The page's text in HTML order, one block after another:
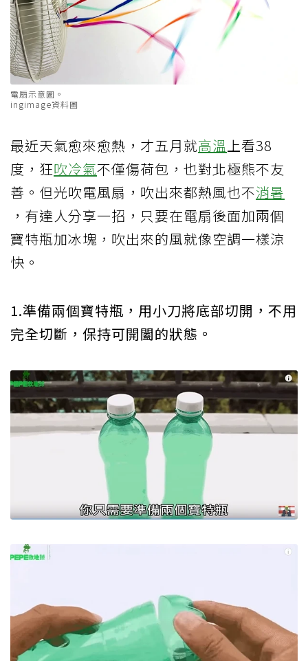
電扇示意圖。
ingimage資料圖
最近天氣愈來愈熱，才五月就高溫上看38
度，狂吹冷氣不僅傷荷包，也對北極熊不友
善。但光吹電風扇，吹出來都熱風也不消暑
，有達人分享一招，只要在電扇後面加兩個
寶特瓶加冰塊，吹出來的風就像空調一樣涼
快。
1.準備兩個寶特瓶，用小刀將底部切開，不用
完全切斷，保持可開闔的狀態。